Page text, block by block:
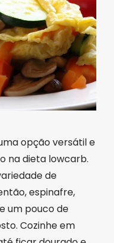
opção versátil e
na dieta lowcarb.
de
espinafre,
um pouco de
Cozinhe em